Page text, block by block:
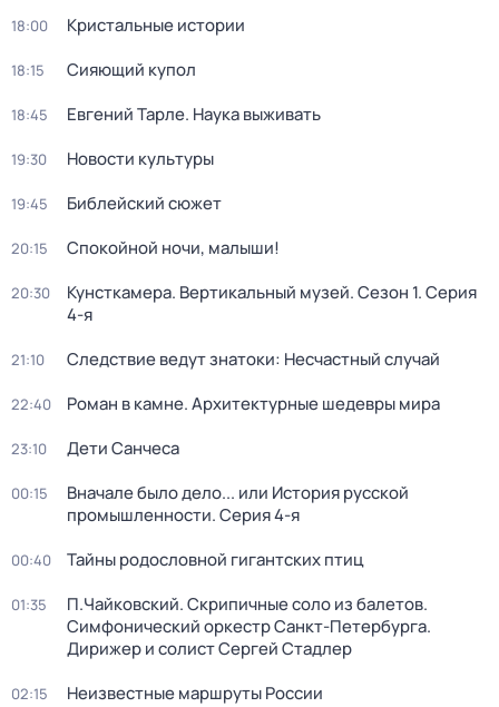
18:00 Кристальные истории
18:15 Сияющий купол
18:45 Евгений Тарле. Наука выживать
19:30 Новости культуры
19:45 Библейский сюжет
20:15 Спокойной ночи, малыши!
20:30 Кунсткамера. Вертикальный музей. Сезон 1. Серия
4-я
21:10 Следствие ведут знатоки: Несчастный случай
22:40 Роман в камне. Архитектурные шедевры мира
23:10 Дети Санчеса
00:15
Вначале было дело... или История русской
промышленности. Серия 4-я
00:40 Тайны родословной гигантских птиц
01:35
П.Чайковский. Скрипичные соло из балетов.
Симфонический оркестр Санкт-Петербурга.
Дирижер и солист Сергей Стадлер
02:15 Неизвестные маршруты России